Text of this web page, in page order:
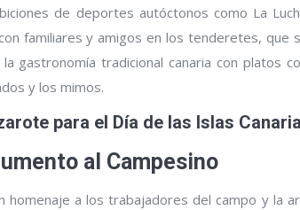
de deportes autóctonos como La
familiares y amigos en los tenderetes, que
gastronomía tradicional canaria con platos
y los mimos.
para el Día de las Islas
al Campesino
homenaje a los trabajadores del campo y la